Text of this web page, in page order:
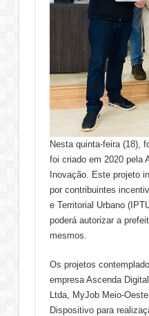
Nesta quinta-feira (18),
foi criado em 2020 pela
Inovação. Este projeto
por contribuintes
e Territorial Urbano
poderá autorizar a
mesmos.
Os projetos
empresa Ascenda
Ltda, MyJob Meio-
Dispositivo para